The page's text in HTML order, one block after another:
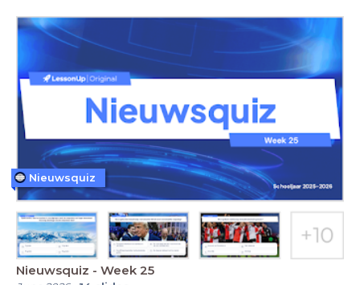
Nieuwsquiz - Week 25
Nieuwsquiz